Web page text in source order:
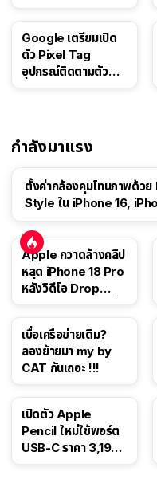
Google เตรียมเปิด
ตัว Pixel Tag
อุปกรณ์ติดตามตัว
กำลังมาแรง
ตั้งค่ากล้องคุมโทนภาพด้ว
Style ใน iPhone 16,
Apple กวาดล้างคลิป
หลุด iPhone 18 Pro
หลังวิดีโอ Drop
เบื่อเครือข่ายเดิม?
ลองย้ายมา my by
CAT กันเถอะ !!!
เปิดตัว Apple
Pencil ใหม่ใช้พอร์ต
USB-C ราคา 3,190